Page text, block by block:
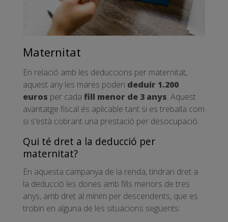
Maternitat
En relació amb les deduccions per maternitat,
aquest any les mares poden deduir 1.200
euros per cada fill menor de 3 anys. Aquest
avantatge fiscal és aplicable tant si es treballa com
si s'està cobrant una prestació per desocupació.
Qui té dret a la deducció per
maternitat?
En aquesta campanya de la renda, tindran dret a
la deducció les dones amb fills menors de tres
anys, amb dret al mínim per descendents, que es
trobin en alguna de les situacions següents: